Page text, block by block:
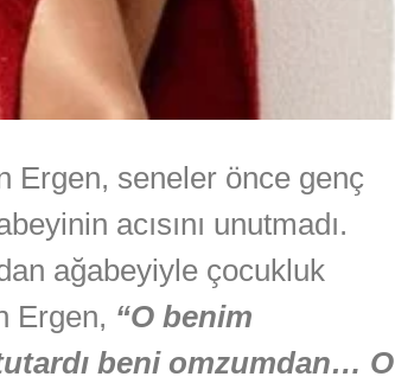
Ergen, seneler önce genç
acısını unutmadı.
ağabeyiyle çocukluk
Ergen, “O benim
beni omzumdan… O